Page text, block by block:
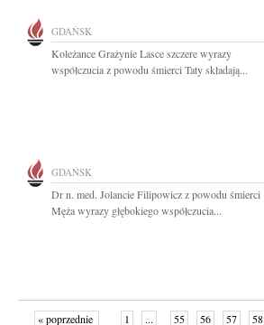
GDAŃSK
Koleżance Grażynie Lasce szczere wyrazy
współczucia z powodu śmierci Taty składają...
GDAŃSK
Dr n. med. Jolancie Filipowicz z powodu śmierci
Męża wyrazy głębokiego współczucia...
« poprzednie 1 ... 55 56 57 58